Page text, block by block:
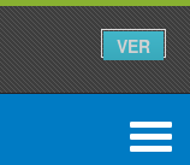
VER
0